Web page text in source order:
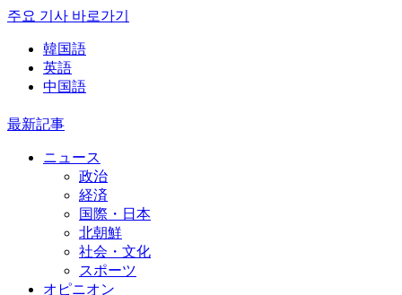
주요 기사 바로가기
韓国語
英語
中国語
最新記事
ニュース
政治
経済
国際・日本
北朝鮮
社会・文化
スポーツ
オピニオン